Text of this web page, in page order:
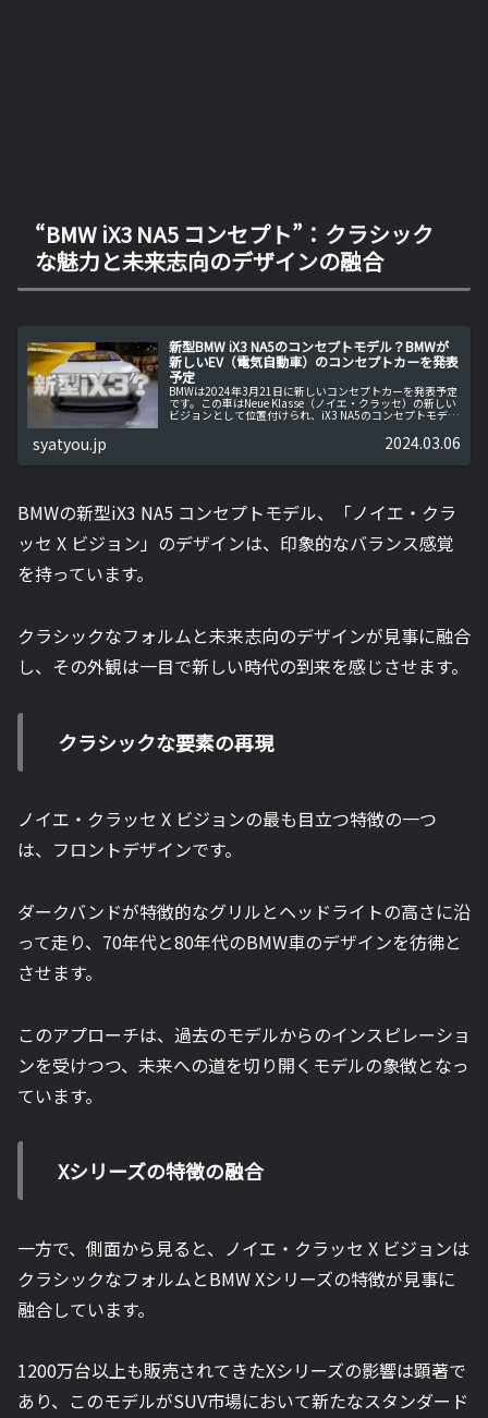
“BMW iX3 NA5 コンセプト”：クラシック
な魅力と未来志向のデザインの融合
新型BMW iX3 NA5のコンセプトモデル？BMWが
新しいEV（電気自動車）のコンセプトカーを発表
予定
BMWは2024年3月21日に新しいコンセプトカーを発表予定
です。この車はNeue Klasse（ノイエ・クラッセ）の新しい
ビジョンとして位置付けられ、iX3 NA5のコンセプトモデル
syatyou.jp 2024.03.06
BMWの新型iX3 NA5 コンセプトモデル、「ノイエ・クラ
ッセ X ビジョン」のデザインは、印象的なバランス感覚
を持っています。
クラシックなフォルムと未来志向のデザインが見事に融合
し、その外観は一目で新しい時代の到来を感じさせます。
クラシックな要素の再現
ノイエ・クラッセ X ビジョンの最も目立つ特徴の一つ
は、フロントデザインです。
ダークバンドが特徴的なグリルとヘッドライトの高さに沿
って走り、70年代と80年代のBMW車のデザインを彷彿と
させます。
このアプローチは、過去のモデルからのインスピレーショ
ンを受けつつ、未来への道を切り開くモデルの象徴となっ
ています。
Xシリーズの特徴の融合
一方で、側面から見ると、ノイエ・クラッセ X ビジョンは
クラシックなフォルムとBMW Xシリーズの特徴が見事に
融合しています。
1200万台以上も販売されてきたXシリーズの影響は顕著で
あり、このモデルがSUV市場において新たなスタンダード